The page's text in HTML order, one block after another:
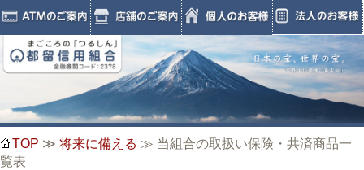
TOP ≫ 将来に備える ≫ 当組合の取扱い保険・共済商品一
覧表